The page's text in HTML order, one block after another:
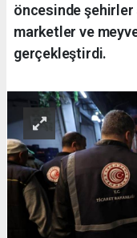
öncesinde
marketler ve
gerçekleştirdi.